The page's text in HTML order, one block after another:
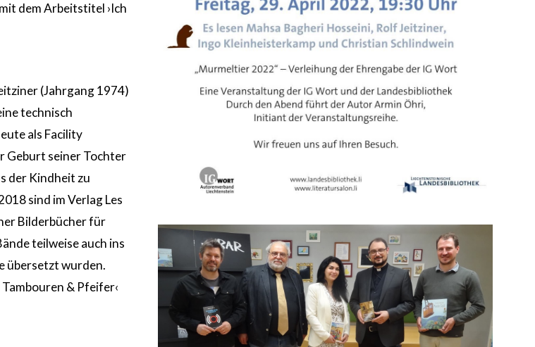
dem Arbeitstitel ›Ich
(Jahrgang 1974)
technisch
als Facility
Geburt seiner Tochter
der Kindheit zu
sind im Verlag Les
Bilderbücher für
teilweise auch ins
übersetzt wurden.
& Pfeifer‹